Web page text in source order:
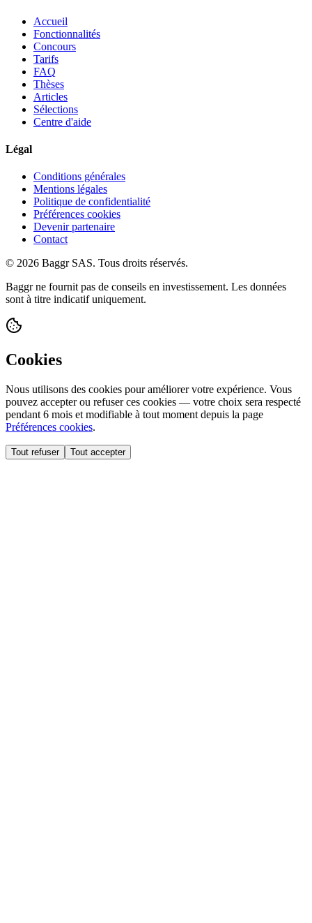
Accueil
Fonctionnalités
Concours
Tarifs
FAQ
Thèses
Articles
Sélections
Centre d'aide
Légal
Conditions générales
Mentions légales
Politique de confidentialité
Préférences cookies
Devenir partenaire
Contact
© 2026 Baggr SAS. Tous droits réservés.
Baggr ne fournit pas de conseils en investissement. Les données
sont à titre indicatif uniquement.
Cookies
Nous utilisons des cookies pour améliorer votre expérience. Vous
pouvez accepter ou refuser ces cookies — votre choix sera respecté
pendant 6 mois et modifiable à tout moment depuis la page
Préférences cookies.
Tout refuser Tout accepter